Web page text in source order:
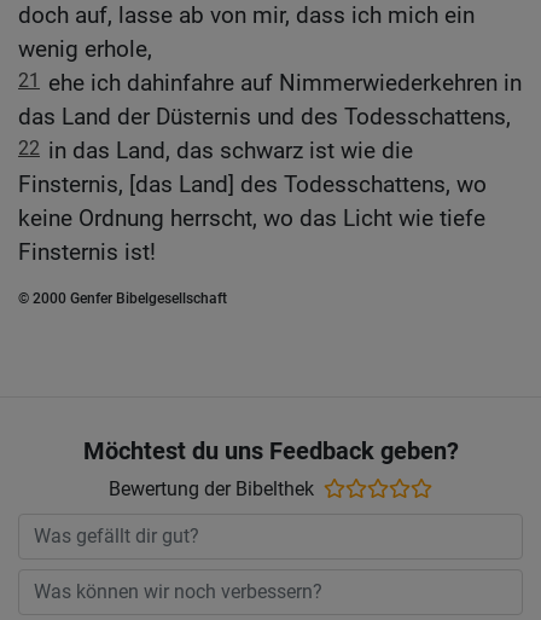
doch auf, lasse ab von mir, dass ich mich ein
wenig erhole,
21
ehe ich dahinfahre auf Nimmerwiederkehren in
das Land der Düsternis und des Todesschattens,
22 in das Land, das schwarz ist wie die
Finsternis, [das Land] des Todesschattens, wo
keine Ordnung herrscht, wo das Licht wie tiefe
Finsternis ist!
© 2000 Genfer Bibelgesellschaft
Möchtest du uns Feedback geben?
Bewertung der Bibelthek